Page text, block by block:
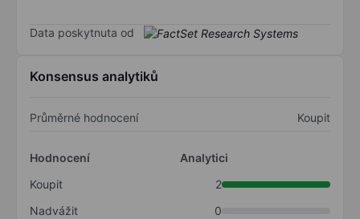
Data poskytnuta od
Konsensus analytiků
Průměrné hodnocení Koupit
Hodnocení
Analytici
Koupit
2
Nadvážit
0